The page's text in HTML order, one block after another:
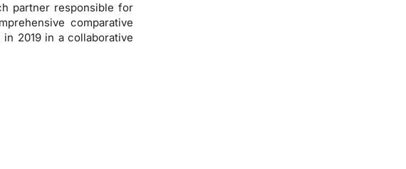
partner responsible for
comparative
2019 in a collaborative